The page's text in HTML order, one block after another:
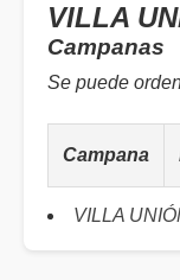
VILLA
Campanas
Se puede
Campana
VILLA